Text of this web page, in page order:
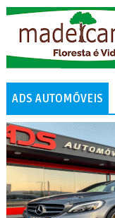
ADS AUTOMÓVEIS